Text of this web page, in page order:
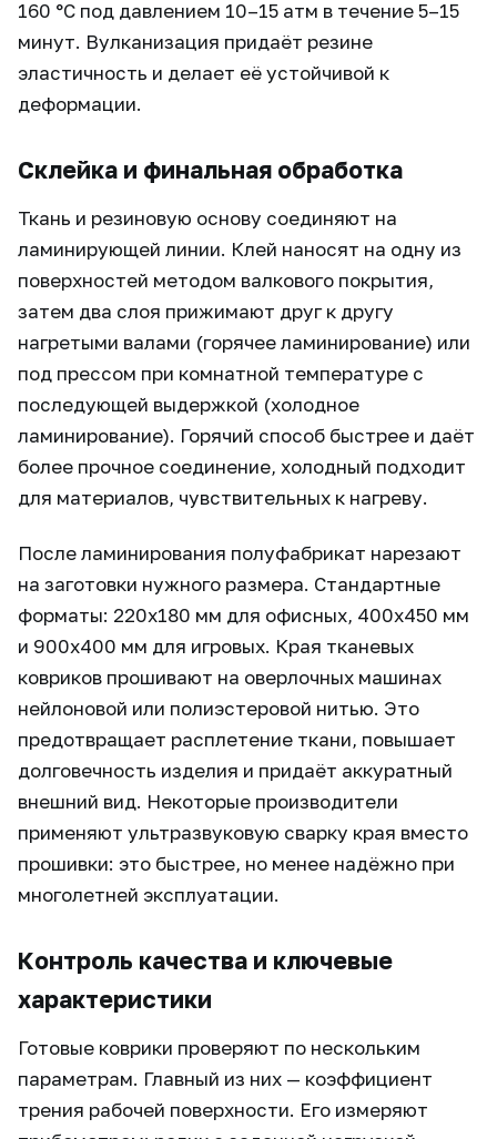
160 °C под давлением 10–15 атм в течение 5–15
минут. Вулканизация придаёт резине
эластичность и делает её устойчивой к
деформации.
Склейка и финальная обработка
Ткань и резиновую основу соединяют на
ламинирующей линии. Клей наносят на одну из
поверхностей методом валкового покрытия,
затем два слоя прижимают друг к другу
нагретыми валами (горячее ламинирование) или
под прессом при комнатной температуре с
последующей выдержкой (холодное
ламинирование). Горячий способ быстрее и даёт
более прочное соединение, холодный подходит
для материалов, чувствительных к нагреву.
После ламинирования полуфабрикат нарезают
на заготовки нужного размера. Стандартные
форматы: 220x180 мм для офисных, 400x450 мм
и 900x400 мм для игровых. Края тканевых
ковриков прошивают на оверлочных машинах
нейлоновой или полиэстеровой нитью. Это
предотвращает расплетение ткани, повышает
долговечность изделия и придаёт аккуратный
внешний вид. Некоторые производители
применяют ультразвуковую сварку края вместо
прошивки: это быстрее, но менее надёжно при
многолетней эксплуатации.
Контроль качества и ключевые
характеристики
Готовые коврики проверяют по нескольким
параметрам. Главный из них — коэффициент
трения рабочей поверхности. Его измеряют